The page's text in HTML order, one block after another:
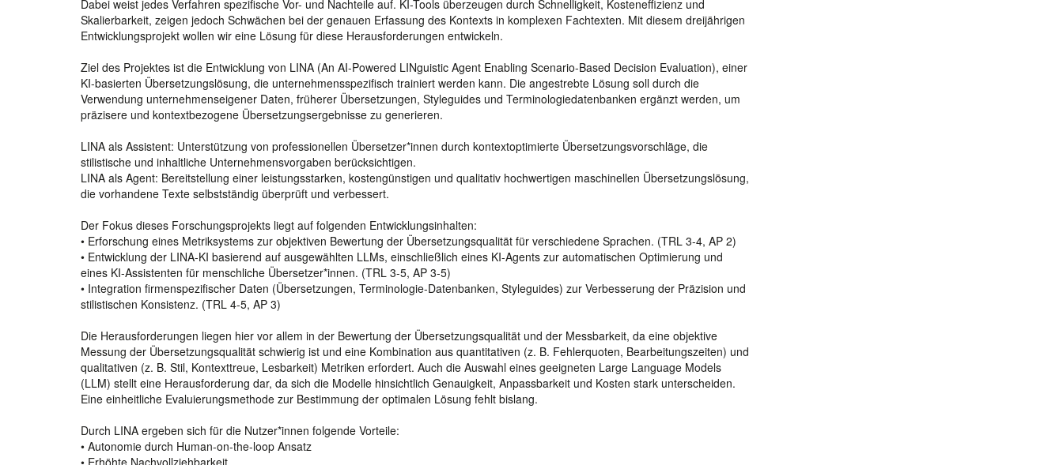
Dabei weist jedes Verfahren spezifische Vor- und Nachteile auf. KI-Tools überzeugen durch Schnelligkeit, Kosteneffizienz und
Skalierbarkeit, zeigen jedoch Schwächen bei der genauen Erfassung des Kontexts in komplexen Fachtexten. Mit diesem dreijährigen
Entwicklungsprojekt wollen wir eine Lösung für diese Herausforderungen entwickeln.
Ziel des Projektes ist die Entwicklung von LINA (An AI-Powered LINguistic Agent Enabling Scenario-Based Decision Evaluation), einer
KI-basierten Übersetzungslösung, die unternehmensspezifisch trainiert werden kann. Die angestrebte Lösung soll durch die
Verwendung unternehmenseigener Daten, früherer Übersetzungen, Styleguides und Terminologiedatenbanken ergänzt werden, um
präzisere und kontextbezogene Übersetzungsergebnisse zu generieren.
LINA als Assistent: Unterstützung von professionellen Übersetzer*innen durch kontextoptimierte Übersetzungsvorschläge, die
stilistische und inhaltliche Unternehmensvorgaben berücksichtigen.
LINA als Agent: Bereitstellung einer leistungsstarken, kostengünstigen und qualitativ hochwertigen maschinellen Übersetzungslösung,
die vorhandene Texte selbstständig überprüft und verbessert.
Der Fokus dieses Forschungsprojekts liegt auf folgenden Entwicklungsinhalten:
• Erforschung eines Metriksystems zur objektiven Bewertung der Übersetzungsqualität für verschiedene Sprachen. (TRL 3-4, AP 2)
• Entwicklung der LINA-KI basierend auf ausgewählten LLMs, einschließlich eines KI-Agents zur automatischen Optimierung und
eines KI-Assistenten für menschliche Übersetzer*innen. (TRL 3-5, AP 3-5)
• Integration firmenspezifischer Daten (Übersetzungen, Terminologie-Datenbanken, Styleguides) zur Verbesserung der Präzision und
stilistischen Konsistenz. (TRL 4-5, AP 3)
Die Herausforderungen liegen hier vor allem in der Bewertung der Übersetzungsqualität und der Messbarkeit, da eine objektive
Messung der Übersetzungsqualität schwierig ist und eine Kombination aus quantitativen (z. B. Fehlerquoten, Bearbeitungszeiten) und
qualitativen (z. B. Stil, Kontexttreue, Lesbarkeit) Metriken erfordert. Auch die Auswahl eines geeigneten Large Language Models
(LLM) stellt eine Herausforderung dar, da sich die Modelle hinsichtlich Genauigkeit, Anpassbarkeit und Kosten stark unterscheiden.
Eine einheitliche Evaluierungsmethode zur Bestimmung der optimalen Lösung fehlt bislang.
Durch LINA ergeben sich für die Nutzer*innen folgende Vorteile:
• Autonomie durch Human-on-the-loop Ansatz
• Erhöhte Nachvollziehbarkeit